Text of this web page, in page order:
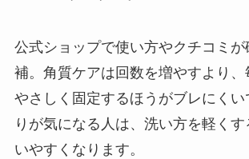
公式ショップで使い方やクチコミが
補。角質ケアは回数を増やすより、
やさしく固定するほうがブレにく
りが気になる人は、洗い方を軽く
いやすくなります。